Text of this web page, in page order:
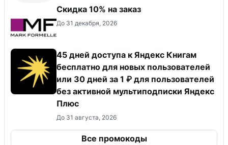
Скидка 10% на заказ
До 31 декабря, 2026
45 дней доступа к Яндекс Книгам
бесплатно для новых пользователей
или 30 дней за 1 ₽ для пользователей
без активной мультиподписки Яндекс
Плюс
До 31 августа, 2026
Все промокоды